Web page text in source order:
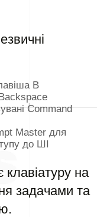
B
Command
Master для
до ШІ
на
задачами та